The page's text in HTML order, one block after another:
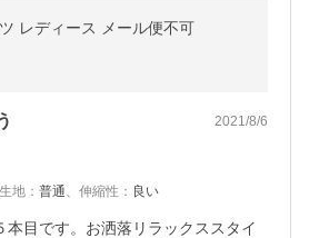
レディース メール便不可
2021/8/6
生地 ： 普通、 伸縮性 ： 良い
本目です。お洒落リラックススタイ